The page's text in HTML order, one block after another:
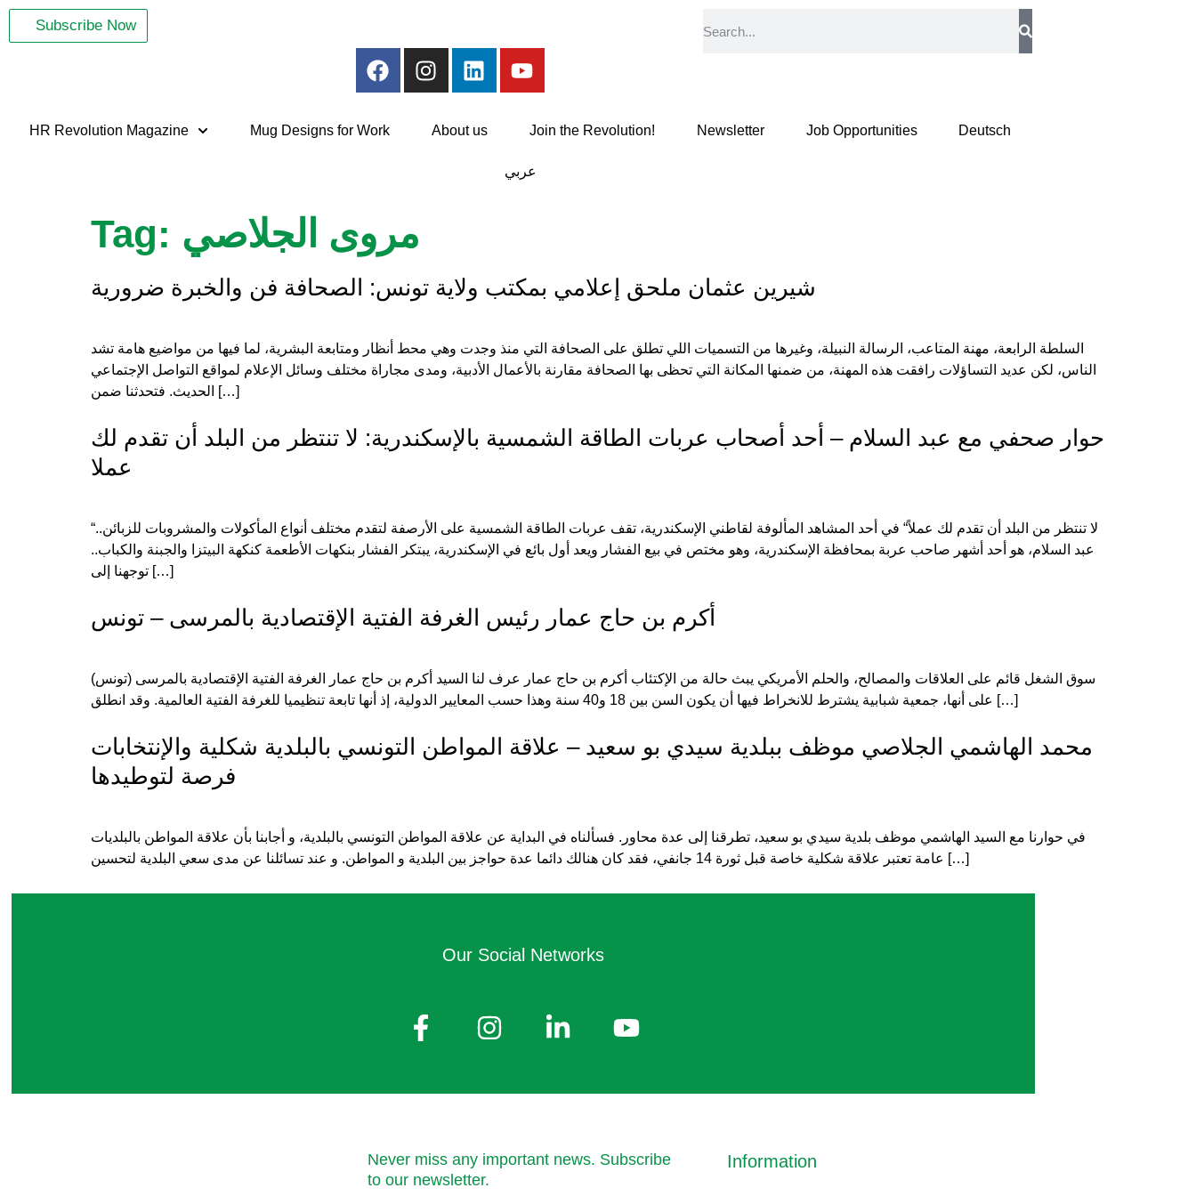
Subscribe Now
HR Revolution Magazine Mug Designs for Work About us Join the Revolution! Newsletter Job Opportunities Deutsch
عربي
Tag: مروى الجلاصي
شيرين عثمان ملحق إعلامي بمكتب ولاية تونس: الصحافة فن والخبرة ضرورية
السلطة الرابعة، مهنة المتاعب، الرسالة النبيلة، وغيرها من التسميات اللي تطلق على الصحافة التي منذ وجدت وهي محط أنظار ومتابعة البشرية، لما فيها من مواضيع هامة تشد
الناس، لكن عديد التساؤلات رافقت هذه المهنة، من ضمنها المكانة التي تحظى بها الصحافة مقارنة بالأعمال الأدبية، ومدى مجاراة مختلف وسائل الإعلام لمواقع التواصل الإجتماعي
الحديث. فتحدثنا ضمن […]
حوار صحفي مع عبد السلام – أحد أصحاب عربات الطاقة الشمسية بالإسكندرية: لا تنتظر من البلد أن تقدم لك
عملا
“لا تنتظر من البلد أن تقدم لك عملاً“ في أحد المشاهد المألوفة لقاطني الإسكندرية، تقف عربات الطاقة الشمسية على الأرصفة لتقدم مختلف أنواع المأكولات والمشروبات للزبائن..
عبد السلام، هو أحد أشهر صاحب عربة بمحافظة الإسكندرية، وهو مختص في بيع الفشار ويعد أول بائع في الإسكندرية، يبتكر الفشار بنكهات الأطعمة كنكهة البيتزا والجبنة والكباب..
توجهنا إلى […]
أكرم بن حاج عمار رئيس الغرفة الفتية الإقتصادية بالمرسى – تونس
سوق الشغل قائم على العلاقات والمصالح، والحلم الأمريكي يبث حالة من الإكتئاب أكرم بن حاج عمار عرف لنا السيد أكرم بن حاج عمار الغرفة الفتية الإقتصادية بالمرسى (تونس)
على أنها، جمعية شبابية يشترط للانخراط فيها أن يكون السن بين 18 و40 سنة وهذا حسب المعايير الدولية، إذ أنها تابعة تنظيميا للغرفة الفتية العالمية. وقد انطلق […]
محمد الهاشمي الجلاصي موظف ببلدية سيدي بو سعيد – علاقة المواطن التونسي بالبلدية شكلية والإنتخابات
فرصة لتوطيدها
في حوارنا مع السيد الهاشمي موظف بلدية سيدي بو سعيد، تطرقنا إلى عدة محاور. فسألناه في البداية عن علاقة المواطن التونسي بالبلدية، و أجابنا بأن علاقة المواطن بالبلديات
عامة تعتبر علاقة شكلية خاصة قبل ثورة 14 جانفي، فقد كان هنالك دائما عدة حواجز بين البلدية و المواطن. و عند تسائلنا عن مدى سعي البلدية لتحسين […]
Our Social Networks
Never miss any important news. Subscribe
to our newsletter.
Information